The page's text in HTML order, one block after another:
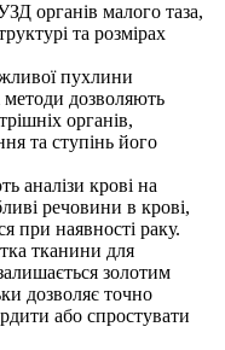
органів малого таза,
та розмірах
пухлини
дозволяють
органів,
та ступінь його
аналізи крові на
речовини в крові,
при наявності раку.
тканини для
золотим
дозволяє точно
або спростувати